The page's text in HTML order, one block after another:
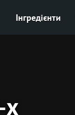
Інгредієнти
х